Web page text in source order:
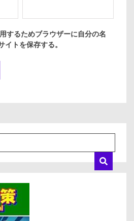
するためブラウザーに自分の名
イトを保存する。